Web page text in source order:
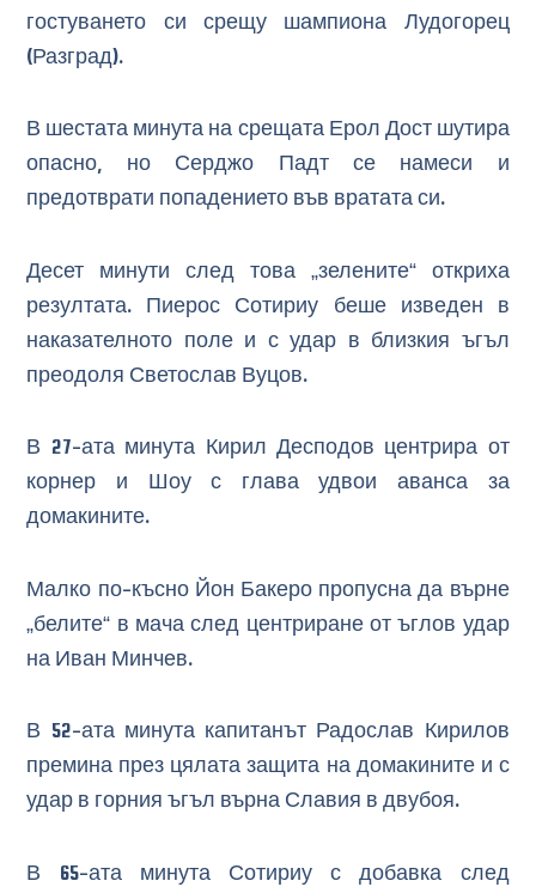
гостуването си срещу шампиона Лудогорец
(Разград).
В шестата минута на срещата Ерол Дост шутира
опасно, но Серджо Падт се намеси и
предотврати попадението във вратата си.
Десет минути след това „зелените“ откриха
резултата. Пиерос Сотириу беше изведен в
наказателното поле и с удар в близкия ъгъл
преодоля Светослав Вуцов.
В 27-ата минута Кирил Десподов центрира от
корнер и Шоу с глава удвои аванса за
домакините.
Малко по-късно Йон Бакеро пропусна да върне
„белите“ в мача след центриране от ъглов удар
на Иван Минчев.
В 52-ата минута капитанът Радослав Кирилов
премина през цялата защита на домакините и с
удар в горния ъгъл върна Славия в двубоя.
В 65-ата минута Сотириу с добавка след